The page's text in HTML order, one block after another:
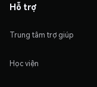
Hỗ trợ
Trung tâm trợ giúp
Học viện